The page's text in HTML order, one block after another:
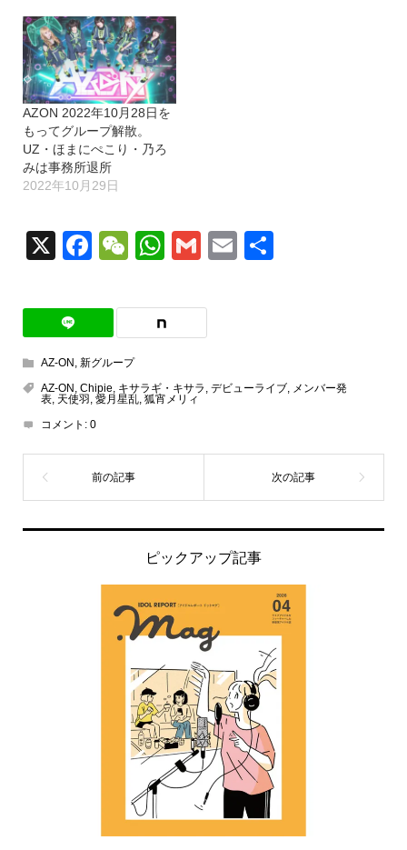
AZON 2022年10月28日を
もってグループ解散。
UZ・ほまにぺこり・乃ろ
みは事務所退所
2022年10月29日
X Facebook
WeChat
WhatsApp
GmailEmail
AZ-ON , 新グループ
AZ-ON , Chipie, キサラギ・キサラ , デビューライブ, メンバー発
表, 天使羽 , 愛月星乱, 狐宵メリィ
コメント: 0
ピックアップ記事